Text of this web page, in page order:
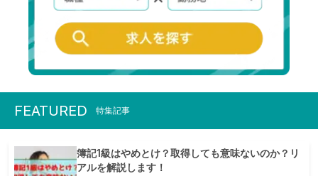
FEATURED 特集記事
簿記1級はやめとけ？取得しても意味ないのか？リ
アルを解説します！